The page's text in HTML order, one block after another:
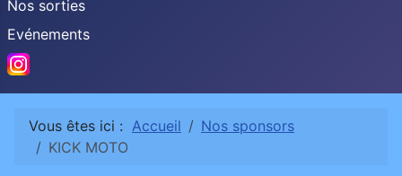
Nos sorties
Evénements
Instagram
Vous êtes ici : Accueil
Nos sponsors
KICK MOTO